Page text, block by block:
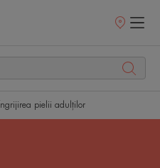
Retailerii
Îngrijirea pielii adulților